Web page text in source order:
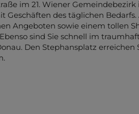
im 21. Wiener
des täglichen Bedarfs.
Angeboten sowie einem tollen
sind Sie schnell im
Den Stephansplatz erreichen